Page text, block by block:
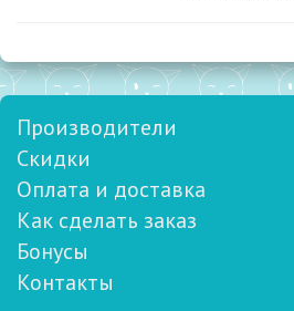
Производители
Скидки
Оплата и доставка
Как сделать заказ
Бонусы
Контакты